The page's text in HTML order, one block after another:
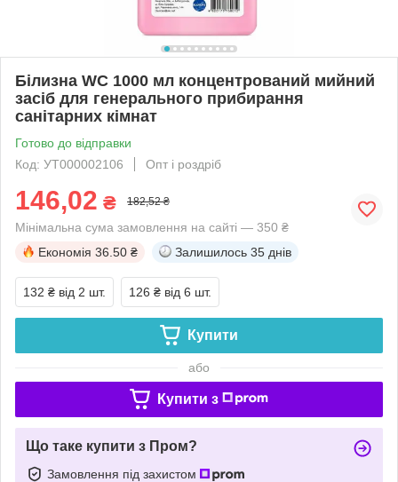
Білизна WC 1000 мл концентрований мийний
засіб для генерального прибирання
санітарних кімнат
Готово до відправки
Код: УТ000002106
Опт і роздріб
146,02 ₴ 182,52 ₴
Мінімальна сума замовлення на сайті — 350 ₴
Економія 36.50 ₴ Залишилось 35 днів
132 ₴ від 2 шт. 126 ₴ від 6 шт.
Купити
або
Купити з
Що таке купити з Пром?
Замовлення під захистом